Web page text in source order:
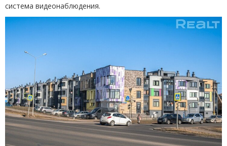
система видеонаблюдения.